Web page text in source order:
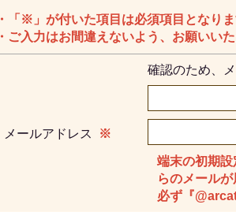
・「※」が付いた項目は必須項目となり
・ご入力はお間違えないよう、お願いい
メールアドレス ※
確認のため、
端末の初期
らのメール
必ず『